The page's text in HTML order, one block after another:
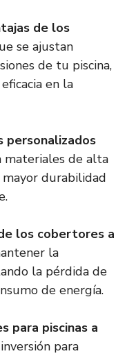
de los
se ajustan
de tu piscina,
en la
materiales de alta
durabilidad
los cobertores a
la
la pérdida de
de energía.
para piscinas a
para